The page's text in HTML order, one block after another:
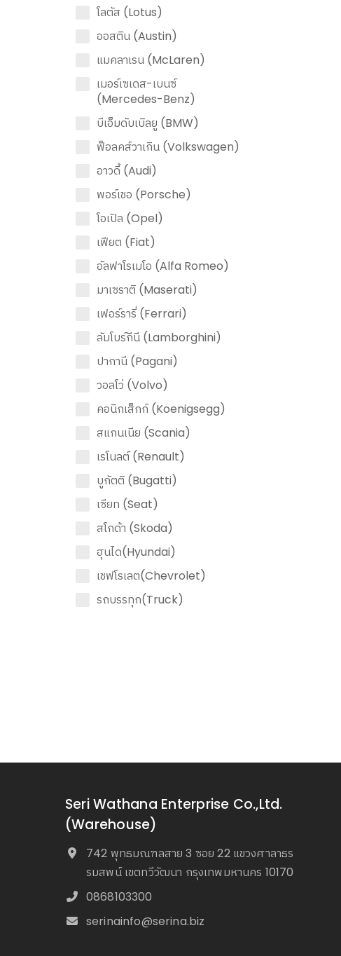
โลตัส (Lotus)
ออสติน (Austin)
แมคลาเรน (McLaren)
เมอร์เซเดส-เบนซ์
(Mercedes-Benz)
บีเอ็มดับเบิลยู (BMW)
ฟ็อลคส์วาเกิน (Volkswagen)
อาวดี้ (Audi)
พอร์เชอ (Porsche)
โอเปิล (Opel)
เฟียต (Fiat)
อัลฟาโรเมโอ (Alfa Romeo)
มาเซราติ (Maserati)
เฟอร์รารี่ (Ferrari)
ลัมโบร์กีนี (Lamborghini)
ปากานี (Pagani)
วอลโว่ (Volvo)
คอนิกเส็กก์ (Koenigsegg)
สแกนเนีย (Scania)
เรโนลต์ (Renault)
บูกัตติ (Bugatti)
เซียท (Seat)
สโกด้า (Skoda)
ฮุนได(Hyundai)
เชฟโรเลต(Chevrolet)
รถบรรทุก(Truck)
Seri Wathana Enterprise Co.,Ltd.
(Warehouse)
742 พุทธมณฑลสาย 3 ซอย 22 แขวงศาลาธร
รมสพน์ เขตทวีวัฒนา กรุงเทพมหานคร 10170
0868103300
serinainfo@serina.biz